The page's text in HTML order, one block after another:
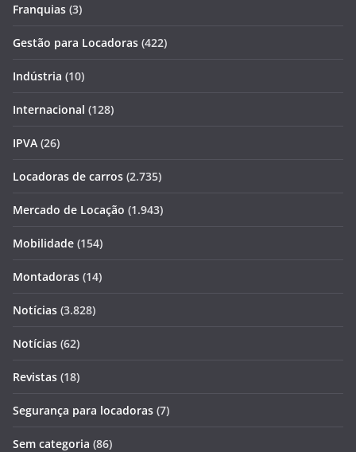
Franquias (3)
Gestão para Locadoras (422)
Indústria (10)
Internacional (128)
IPVA (26)
Locadoras de carros (2.735)
Mercado de Locação (1.943)
Mobilidade (154)
Montadoras (14)
Notícias (3.828)
Notícias (62)
Revistas (18)
Segurança para locadoras (7)
Sem categoria (86)